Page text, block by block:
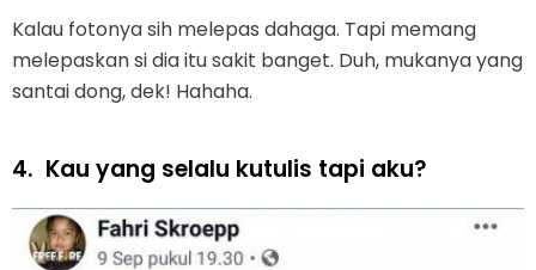
Kalau fotonya sih melepas dahaga. Tapi memang
melepaskan si dia itu sakit banget. Duh, mukanya yang
santai dong, dek! Hahaha.
4. Kau yang selalu kutulis tapi aku?